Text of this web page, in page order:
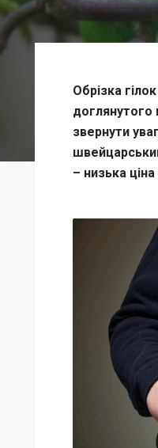
Обрізка
доглянутого
звернути
– низька